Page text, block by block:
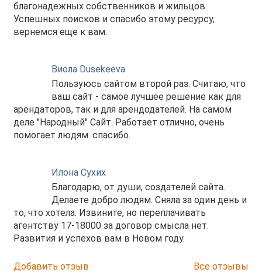
благонадежных собственников и жильцов.
Успешных поисков и спасибо этому ресурсу,
вернемся еще к вам.
Виола Dusekeeva
Пользуюсь сайтом второй раз. Считаю, что
ваш сайт - самое лучшее решение как для
арендаторов, так и для арендодателей. На самом
деле "Народный" Сайт. Работает отлично, очень
помогает людям. спасибо.
Илона Сухих
Благодарю, от души, создателей сайта.
Делаете добро людям. Сняла за один день и
то, что хотела. Извините, но переплачивать
агентству 17-18000 за договор смысла нет.
Развития и успехов вам в Новом году.
Добавить отзыв Все отзывы